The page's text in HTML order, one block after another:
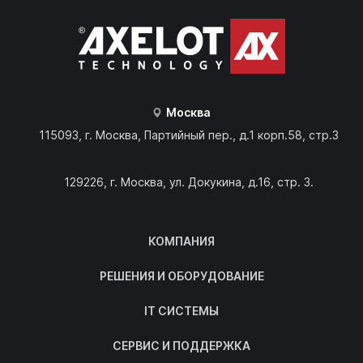
Москва
115093, г. Москва, Партийный пер., д.1 корп.58, стр.3
129226, г. Москва, ул. Докукина, д.16, стр. 3.
КОМПАНИЯ
РЕШЕНИЯ И ОБОРУДОВАНИЕ
IT СИСТЕМЫ
СЕРВИС И ПОДДЕРЖКА